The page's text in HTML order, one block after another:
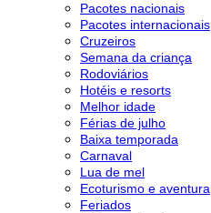
Pacotes nacionais
Pacotes internacionais
Cruzeiros
Semana da criança
Rodoviários
Hotéis e resorts
Melhor idade
Férias de julho
Baixa temporada
Carnaval
Lua de mel
Ecoturismo e aventura
Feriados